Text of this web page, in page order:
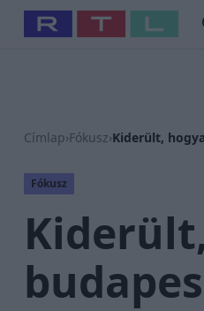
Babits Marcella #Szellő
Címlap›Fókusz›Kiderült,
Fókusz